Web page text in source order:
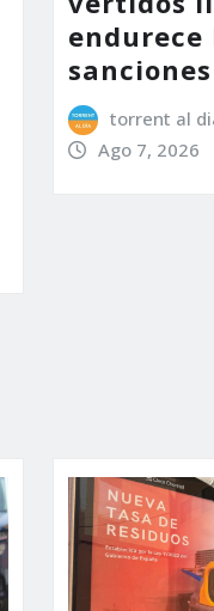
endurece
sanciones
torrent al
Ago 7, 2026